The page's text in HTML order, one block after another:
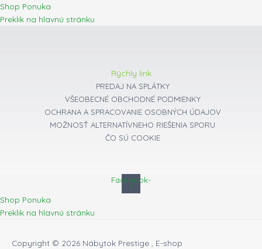
Shop Ponuka
Preklik na hlavnú stránku
Rýchly link
PREDAJ NA SPLÁTKY
VŠEOBECNÉ OBCHODNÉ PODMIENKY
OCHRANA A SPRACOVANIE OSOBNÝCH ÚDAJOV
MOŽNOSŤ ALTERNATÍVNEHO RIEŠENIA SPORU
ČO SÚ COOKIE
Facebook-
f
Shop Ponuka
Preklik na hlavnú stránku
Copyright © 2026 Nábytok Prestige , E-shop